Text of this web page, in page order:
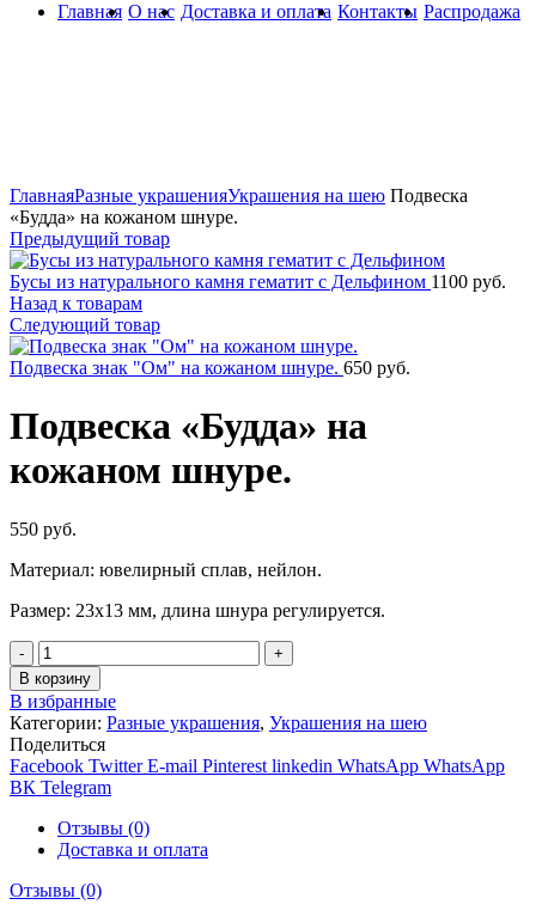
Главная О нас Доставка и оплата Контакты Распродажа
ГлавнаяРазные украшенияУкрашения на шею Подвеска
«Будда» на кожаном шнуре.
Предыдущий товар
Бусы из натурального камня гематит с Дельфином 1100 руб.
Назад к товарам
Следующий товар
Подвеска знак "Ом" на кожаном шнуре. 650 руб.
Подвеска «Будда» на
кожаном шнуре.
550 руб.
Материал: ювелирный сплав, нейлон.
Размер: 23х13 мм, длина шнура регулируется.
Количество
В корзину
В избранные
Категории: Разные украшения, Украшения на шею
Поделиться
Facebook Twitter E-mail Pinterest linkedin WhatsApp WhatsApp
ВК Telegram
Отзывы (0)
Доставка и оплата
Отзывы (0)